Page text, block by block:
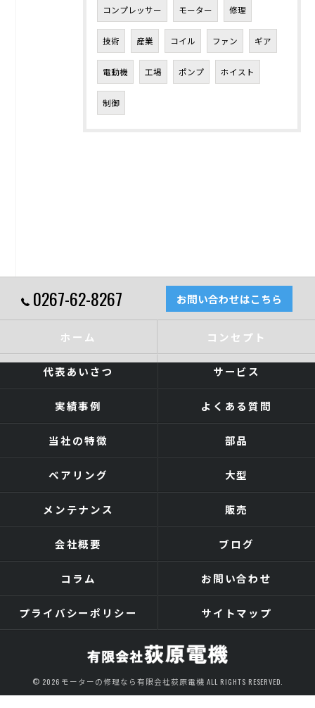
コンプレッサー モーター 修理
技術 産業 コイル ファン ギア
電動機 工場 ポンプ ホイスト
制御
0267-62-8267 お問い合わせはこちら
ホーム コンセプト
代表あいさつ サービス
実績事例 よくある質問
当社の特徴 部品
ベアリング 大型
メンテナンス 販売
会社概要 ブログ
コラム お問い合わせ
プライバシーポリシー サイトマップ
© 2026 モーターの修理なら有限会社荻原電機 ALL RIGHTS RESERVED.